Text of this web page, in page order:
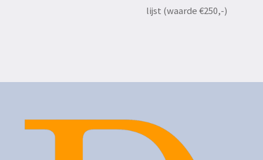
lijst (waarde €250,-)